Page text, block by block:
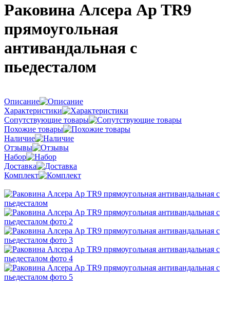
Раковина Алсера Ap TR9
прямоугольная
антивандальная с
пьедесталом
Описание
Характеристики
Сопутствующие товары
Похожие товары
Наличие
Отзывы
Набор
Доставка
Комплект